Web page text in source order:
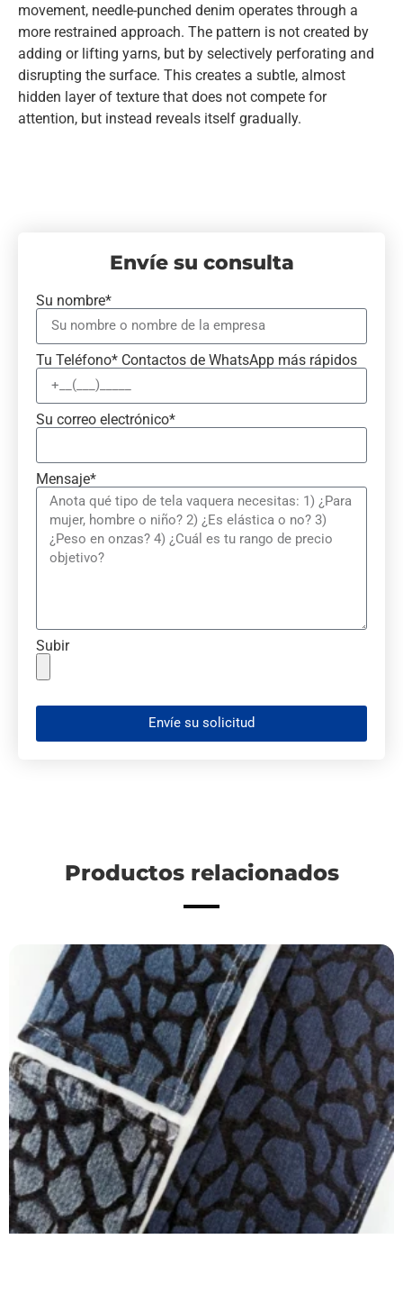
movement, needle-punched denim operates through a
more restrained approach. The pattern is not created by
adding or lifting yarns, but by selectively perforating and
disrupting the surface. This creates a subtle, almost
hidden layer of texture that does not compete for
attention, but instead reveals itself gradually.
Envíe su consulta
Su nombre*
Tu Teléfono* Contactos de WhatsApp más rápidos
Su correo electrónico*
Mensaje*
Subir
Envíe su solicitud
Productos relacionados